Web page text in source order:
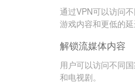
通过VPN可以访问
游戏内容和更低的延
解锁流媒体内容
用户可以访问不同
和电视剧。